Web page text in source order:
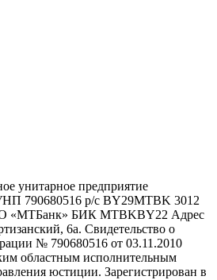
для окрашивания волос
Тимирязева 65Б, офис 1509
унитарное предприятие
790680516 р/с BY29MTBK 3012
«МТБанк» БИК MTBKBY22 Адрес
6а. Свидетельство о
№ 790680516 от 03.11.2010
областным исполнительным
юстиции. Зарегистрирован в